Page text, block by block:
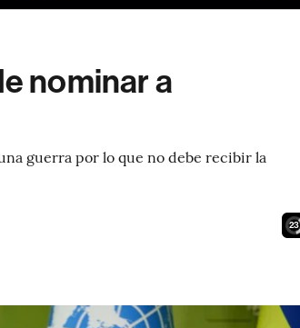
nominar a
guerra por lo que no debe recibir la
21